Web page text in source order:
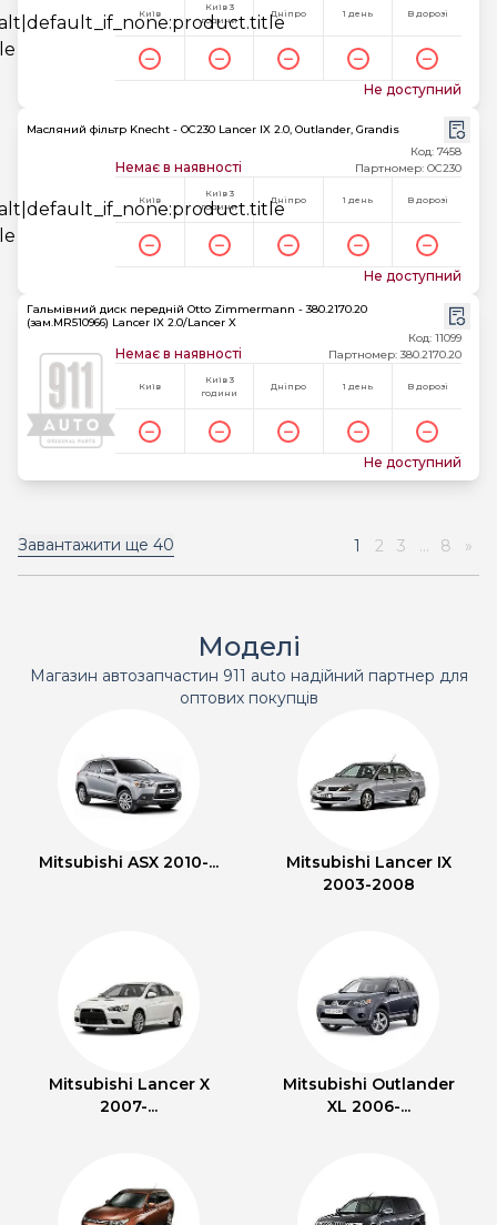
Київ
Київ 3
години
Дніпро 1 день В дорозі
Не доступний
Масляний фільтр Knecht - OC230 Lancer IX 2.0, Outlander, Grandis
Немає в наявності
Код: 7458
Партномер: OC230
Київ
Київ 3
години
Дніпро 1 день В дорозі
Не доступний
Гальмівний диск передній Otto Zimmermann - 380.2170.20
(зам.MR510966) Lancer IX 2.0/Lancer X
Немає в наявності
Код: 11099
Партномер: 380.2170.20
Київ
Київ 3
години
Дніпро 1 день В дорозі
Не доступний
Завантажити ще 40 1 2 3 ... 8 »
Моделі
Магазин автозапчастин 911 auto надійний партнер для
оптових покупців
Mitsubishi ASX 2010-...
Mitsubishi Lancer IX
2003-2008
Mitsubishi Lancer X
2007-...
Mitsubishi Outlander
XL 2006-...